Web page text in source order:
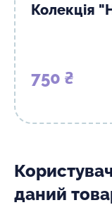
Колекція
750 ₴
даний